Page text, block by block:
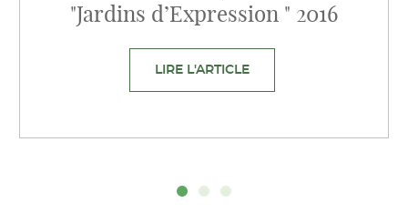
"Jardins d’Expression " 2016
LIRE L'ARTICLE